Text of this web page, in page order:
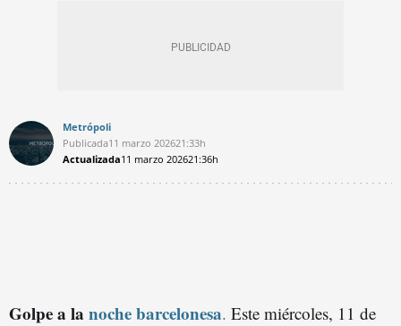
Metrópoli
Publicada11 marzo 202621:33h
Actualizada11 marzo 202621:36h
Golpe a la noche barcelonesa. Este miércoles, 11 de